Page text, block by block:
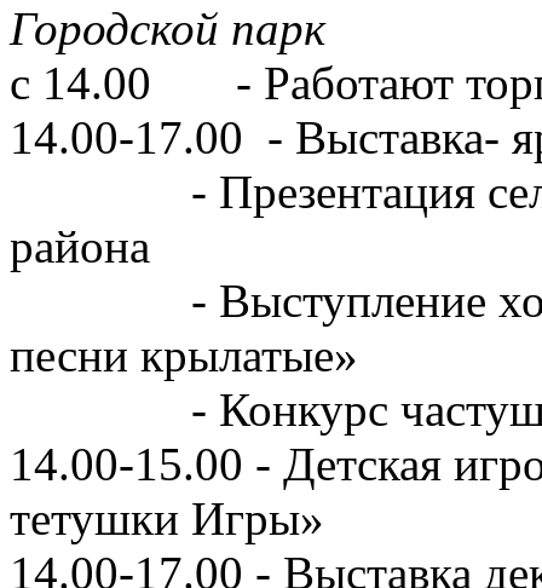
Городской парк
с 14.00 - Работают
14.00-17.00 - Выставка-
- Презентация
района
- Выступление
песни крылатые»
- Конкурс частушек
14.00-15.00 - Детская
тетушки Игры»
14.00-17.00 - Выставка